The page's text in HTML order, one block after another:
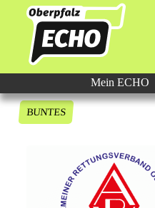
Mein ECHO
BUNTES